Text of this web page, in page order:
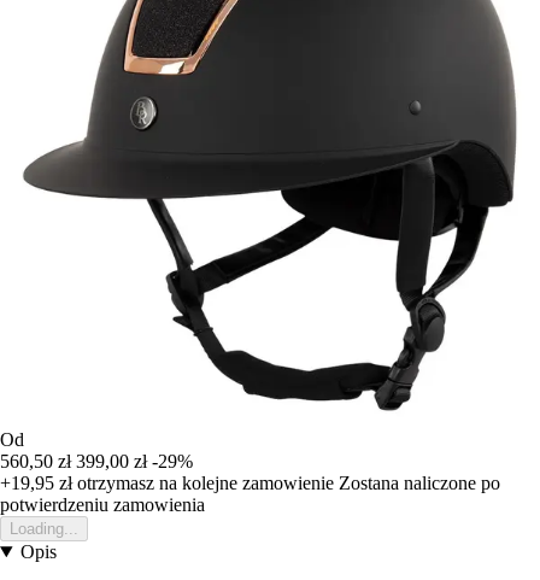
Od
560,50 zł 399,00 zł -29%
+19,95 złotrzymasz na kolejne zamowienie Zostana naliczone po
potwierdzeniu zamowienia
Loading...
Opis